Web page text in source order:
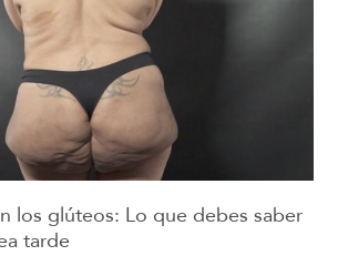
los glúteos: Lo que debes saber
tarde